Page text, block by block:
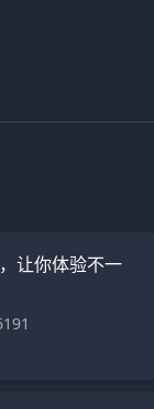
让你体验不一